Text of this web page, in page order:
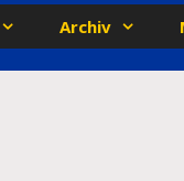
Archiv